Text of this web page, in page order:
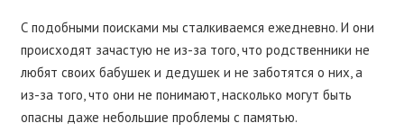
С подобными поисками мы сталкиваемся ежедневно. И они
происходят зачастую не из-за того, что родственники не
любят своих бабушек и дедушек и не заботятся о них, а
из-за того, что они не понимают, насколько могут быть
опасны даже небольшие проблемы с памятью.